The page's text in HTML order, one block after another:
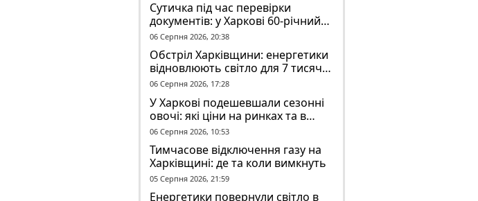
Сутичка під час перевірки
документів: у Харкові 60-річний
чоловік постраждав у конфлікті з
ТЦК
06 Серпня 2026, 20:38
Обстріл Харківщини: енергетики
відновлюють світло для 7 тисяч
споживачів
06 Серпня 2026, 17:28
У Харкові подешевшали сезонні
овочі: які ціни на ринках та в
магазинах
06 Серпня 2026, 10:53
Тимчасове відключення газу на
Харківщині: де та коли вимкнуть
05 Серпня 2026, 21:59
Енергетики повернули світло в